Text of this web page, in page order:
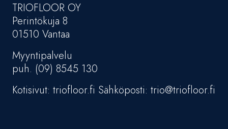
TRIOFLOOR OY
Perintökuja 8
01510 Vantaa
Myyntipalvelu
puh. (09) 8545 130
Kotisivut: triofloor.fi Sähköposti: trio@triofloor.fi